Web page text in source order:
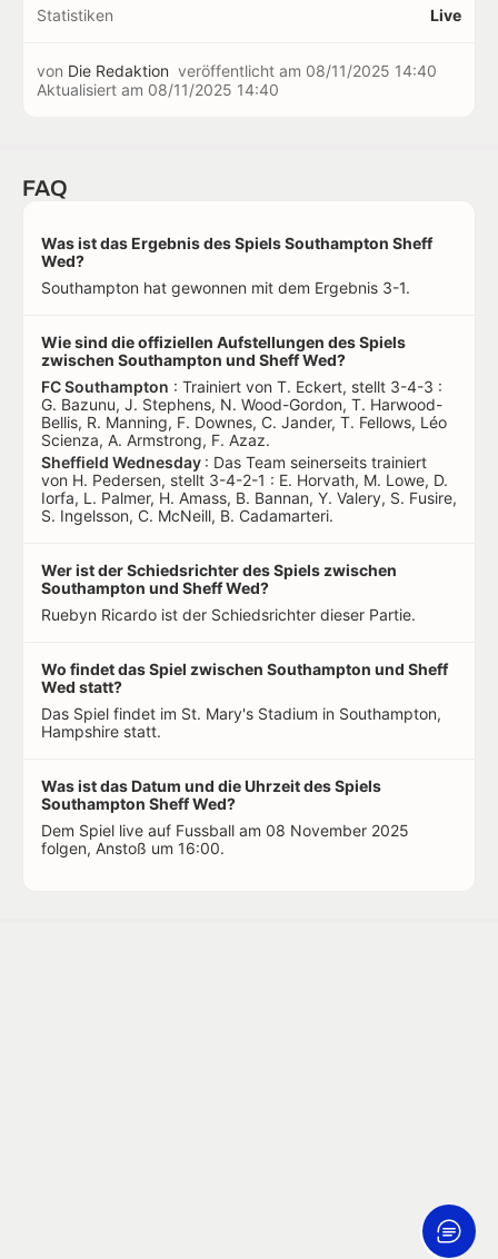
Statistiken Live
von Die Redaktion veröffentlicht am 08/11/2025 14:40
Aktualisiert am 08/11/2025 14:40
FAQ
Was ist das Ergebnis des Spiels Southampton Sheff
Wed?
Southampton hat gewonnen mit dem Ergebnis 3-1.
Wie sind die offiziellen Aufstellungen des Spiels
zwischen Southampton und Sheff Wed?
FC Southampton : Trainiert von T. Eckert, stellt 3-4-3 :
G. Bazunu, J. Stephens, N. Wood-Gordon, T. Harwood-
Bellis, R. Manning, F. Downes, C. Jander, T. Fellows, Léo
Scienza, A. Armstrong, F. Azaz.
Sheffield Wednesday : Das Team seinerseits trainiert
von H. Pedersen, stellt 3-4-2-1 : E. Horvath, M. Lowe, D.
Iorfa, L. Palmer, H. Amass, B. Bannan, Y. Valery, S. Fusire,
S. Ingelsson, C. McNeill, B. Cadamarteri.
Wer ist der Schiedsrichter des Spiels zwischen
Southampton und Sheff Wed?
Ruebyn Ricardo ist der Schiedsrichter dieser Partie.
Wo findet das Spiel zwischen Southampton und Sheff
Wed statt?
Das Spiel findet im St. Mary's Stadium in Southampton,
Hampshire statt.
Was ist das Datum und die Uhrzeit des Spiels
Southampton Sheff Wed?
Dem Spiel live auf Fussball am 08 November 2025
folgen, Anstoß um 16:00.